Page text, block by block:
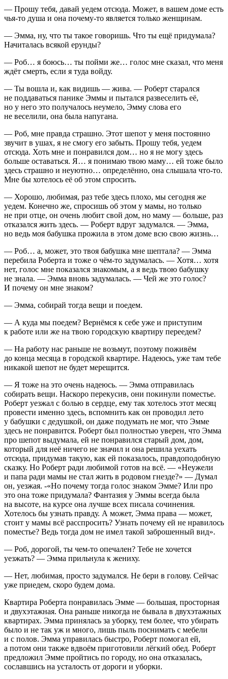
— Прошу тебя, давай уедем отсюда. Может, в вашем доме есть
чья-то душа и она почему-то является только женщинам.
— Эмма, ну, что ты такое говоришь. Что ты ещё придумала?
Начиталась всякой ерунды?
— Роб… я боюсь… ты пойми же… голос мне сказал, что меня
ждёт смерть, если я туда войду.
— Ты вошла и, как видишь — жива. — Роберт старался
не поддаваться панике Эммы и пытался развеселить её,
но у него это получалось неумело, Эмму слова его
не веселили, она была напугана.
— Роб, мне правда страшно. Этот шепот у меня постоянно
звучит в ушах, я не смогу его забыть. Прошу тебя, уедем
отсюда. Хоть мне и понравился дом… но я не могу здесь
больше оставаться. Я… я понимаю твою маму… ей тоже было
здесь страшно и неуютно… определённо, она слышала что-то.
Мне бы хотелось её об этом спросить.
— Хорошо, любимая, раз тебе здесь плохо, мы сегодня же
уедем. Конечно же, спросишь об этом у мамы, но только
не при отце, он очень любит свой дом, но маму — больше, раз
отказался жить здесь. — Роберт вдруг задумался. — Эмма,
но ведь моя бабушка прожила в этом доме всю свою жизнь…
— Роб… а, может, это твоя бабушка мне шептала? — Эмма
перебила Роберта и тоже о чём-то задумалась. — Хотя… хотя
нет, голос мне показался знакомым, а я ведь твою бабушку
не знала. — Эмма вновь задумалась. — Чей же это голос?
И почему он мне знаком?
— Эмма, собирай тогда вещи и поедем.
— А куда мы поедем? Вернёмся к себе уже и приступим
к работе или же на твою городскую квартиру переедем?
— На работу нас раньше не возьмут, поэтому поживём
до конца месяца в городской квартире. Надеюсь, уже там тебе
никакой шепот не будет мерещится.
— Я тоже на это очень надеюсь. — Эмма отправилась
собирать вещи. Наскоро перекусив, они покинули поместье.
Роберт уезжал с болью в сердце, ему так хотелось этот месяц
провести именно здесь, вспомнить как он проводил лето
у бабушки с дедушкой, он даже подумать не мог, что Эмме
здесь не понравится. Роберт был полностью уверен, что Эмма
про шепот выдумала, ей не понравился старый дом, дом,
который для неё ничего не значил и она решила уехать
отсюда, придумав такую, как ей показалось, правдоподобную
сказку. Но Роберт ради любимой готов на всё. — «Неужели
и папа ради мамы не стал жить в родовом гнезде?» — Думал
он, уезжая. -«Но почему тогда голос знаком Эмме? Или про
это она тоже придумала? Фантазия у Эммы всегда была
на высоте, на курсе она лучше всех писала сочинения.
Хотелось бы узнать правду. А может, Эмма права — может,
стоит у мамы всё расспросить? Узнать почему ей не нравилось
поместье? Ведь тогда дом не имел такой заброшенный вид».
— Роб, дорогой, ты чем-то опечален? Тебе не хочется
уезжать? — Эмма прильнула к жениху.
— Нет, любимая, просто задумался. Не бери в голову. Сейчас
уже приедем, скоро будем дома.
Квартира Роберта понравилась Эмме — большая, просторная
и двухэтажная. Она раньше никогда не бывала в двухэтажных
квартирах. Эмма принялась за уборку, тем более, что убирать
было и не так уж и много, лишь пыль поснимать с мебели
и с полов. Эмма управилась быстро, Роберт помогал ей,
а потом они также вдвоём приготовили лёгкий обед. Роберт
предложил Эмме пройтись по городу, но она отказалась,
сославшись на усталость от дороги и уборки.